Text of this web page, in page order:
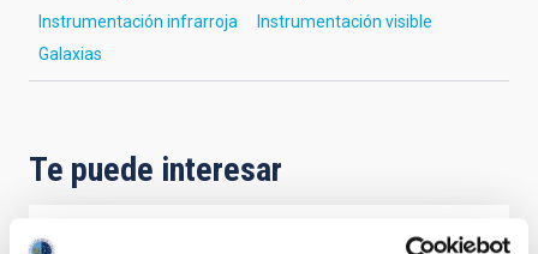
Instrumentación infrarroja
Instrumentación visible
Galaxias
Te puede interesar